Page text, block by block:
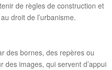
de règles de construction et
droit de l’urbanisme.
des bornes, des repères ou
des images, qui servent d’appui